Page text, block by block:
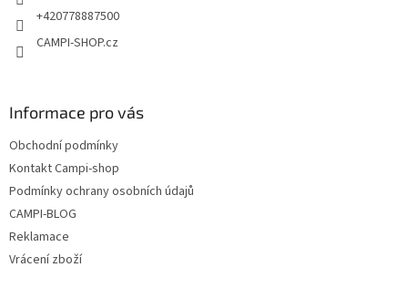
+420778887500
CAMPI-SHOP.cz
Informace pro vás
Obchodní podmínky
Kontakt Campi-shop
Podmínky ochrany osobních údajů
CAMPI-BLOG
Reklamace
Vrácení zboží